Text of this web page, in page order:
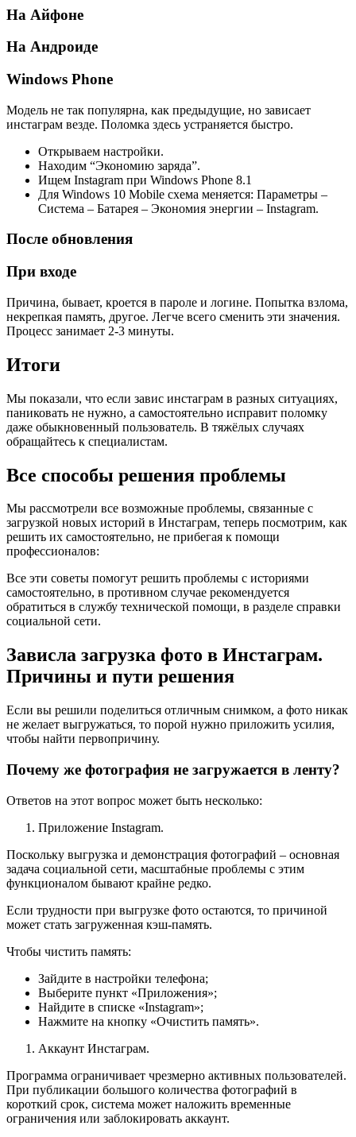
На Айфоне
На Андроиде
Windows Phone
Модель не так популярна, как предыдущие, но зависает
инстаграм везде. Поломка здесь устраняется быстро.
Открываем настройки.
Находим “Экономию заряда”.
Ищем Instagram при Windows Phone 8.1
Для Windows 10 Mobile схема меняется: Параметры –
Система – Батарея – Экономия энергии – Instagram.
После обновления
При входе
Причина, бывает, кроется в пароле и логине. Попытка взлома,
некрепкая память, другое. Легче всего сменить эти значения.
Процесс занимает 2-3 минуты.
Итоги
Мы показали, что если завис инстаграм в разных ситуациях,
паниковать не нужно, а самостоятельно исправит поломку
даже обыкновенный пользователь. В тяжёлых случаях
обращайтесь к специалистам.
Все способы решения проблемы
Мы рассмотрели все возможные проблемы, связанные с
загрузкой новых историй в Инстаграм, теперь посмотрим, как
решить их самостоятельно, не прибегая к помощи
профессионалов:
Все эти советы помогут решить проблемы с историями
самостоятельно, в противном случае рекомендуется
обратиться в службу технической помощи, в разделе справки
социальной сети.
Зависла загрузка фото в Инстаграм.
Причины и пути решения
Если вы решили поделиться отличным снимком, а фото никак
не желает выгружаться, то порой нужно приложить усилия,
чтобы найти первопричину.
Почему же фотография не загружается в ленту?
Ответов на этот вопрос может быть несколько:
Приложение Instagram.
Поскольку выгрузка и демонстрация фотографий – основная
задача социальной сети, масштабные проблемы с этим
функционалом бывают крайне редко.
Если трудности при выгрузке фото остаются, то причиной
может стать загруженная кэш-память.
Чтобы чистить память:
Зайдите в настройки телефона;
Выберите пункт «Приложения»;
Найдите в списке «Instagram»;
Нажмите на кнопку «Очистить память».
Аккаунт Инстаграм.
Программа ограничивает чрезмерно активных пользователей.
При публикации большого количества фотографий в
короткий срок, система может наложить временные
ограничения или заблокировать аккаунт.